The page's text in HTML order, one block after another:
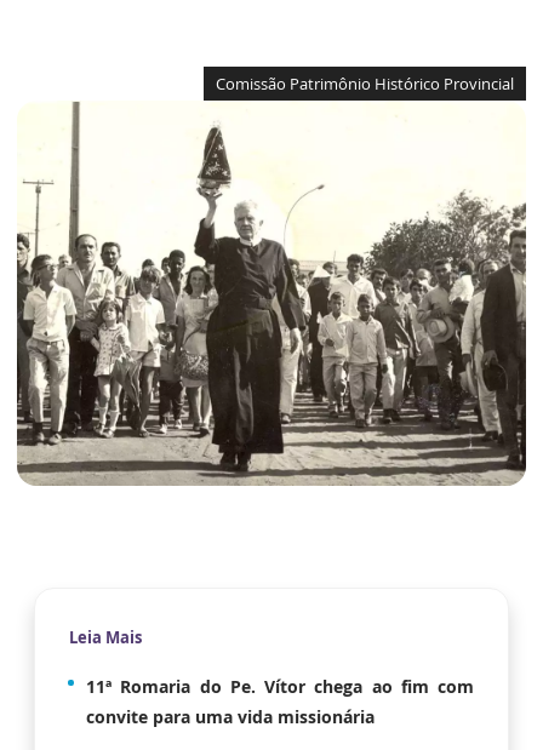
Comissão Patrimônio Histórico Provincial
Leia Mais
11ª Romaria do Pe. Vítor chega ao fim com
convite para uma vida missionária